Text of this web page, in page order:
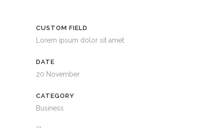
CUSTOM FIELD
Lorem ipsum dolor sit amet
DATE
20 November
CATEGORY
Business